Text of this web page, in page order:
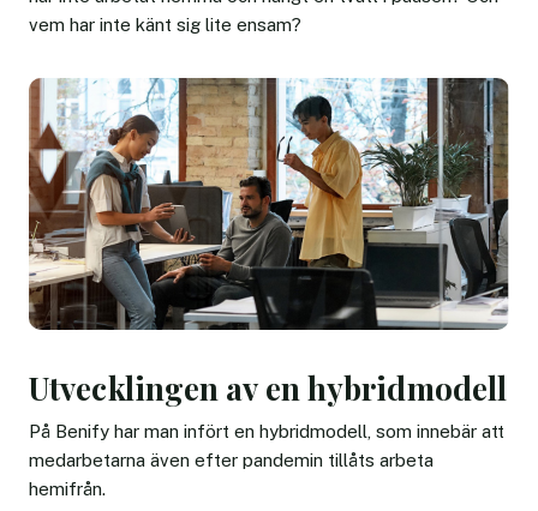
vem har inte känt sig lite ensam?
Utvecklingen av en hybridmodell
På Benify har man infört en hybridmodell, som innebär att
medarbetarna även efter pandemin tillåts arbeta
hemifrån.